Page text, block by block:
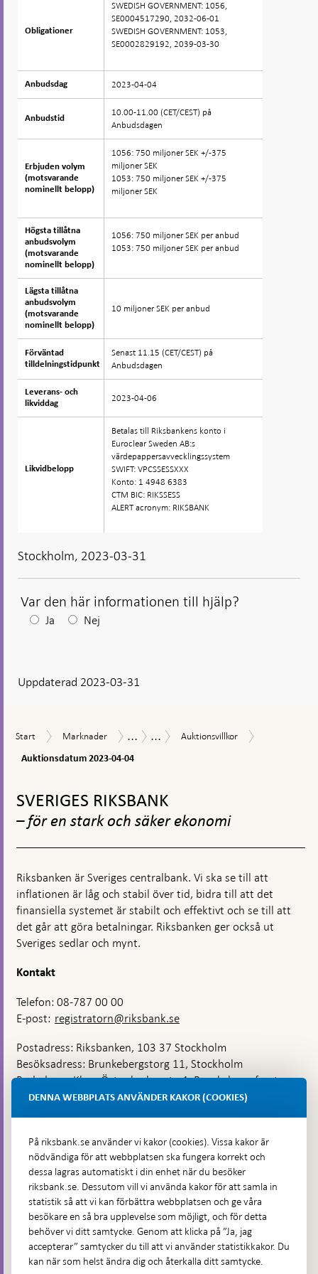
Obligationer
Anbudsdag
Anbudstid
Erbjuden volym
(motsvarande
nominellt belopp)
Högsta tillåtna
anbudsvolym
(motsvarande
nominellt belopp)
Lägsta tillåtna
anbudsvolym
(motsvarande
nominellt belopp)
Förväntad
tilldelningstidpunkt
Leverans- och
likviddag
Likvidbelopp
Obligationer
SWEDISH GOVERNMENT: 1056,
SE0004517290, 2032-06-01
SWEDISH GOVERNMENT: 1053,
SE0002829192, 2039-03-30
Anbudsdag 2023-04-04
Anbudstid
10.00-11.00 (CET/CEST) på
Anbudsdagen
Erbjuden volym
(motsvarande
nominellt belopp)
1056: 750 miljoner SEK +/-375
miljoner SEK
1053: 750 miljoner SEK +/-375
miljoner SEK
Högsta tillåtna
anbudsvolym
(motsvarande
nominellt belopp)
1056: 750 miljoner SEK per anbud
1053: 750 miljoner SEK per anbud
Lägsta tillåtna
anbudsvolym
(motsvarande
nominellt belopp)
10 miljoner SEK per anbud
Förväntad
tilldelningstidpunkt
Senast 11.15 (CET/CEST) på
Anbudsdagen
Leverans- och
likviddag
2023-04-06
Likvidbelopp
Betalas till Riksbankens konto i
Euroclear Sweden AB:s
värdepappersavvecklingssystem
SWIFT: VPCSSESSXXX
Konto: 1 4948 6383
CTM BIC: RIKSSESS
ALERT acronym: RIKSBANK
Stockholm, 2023-03-31
Var den här informationen till hjälp?
Efter
visas
Ja Nej
Uppdaterad 2023-03-31
Start
Start Marknader
Marknader Marknadsoperationer
...
Försäljning
... Auktionsvillkor
Auktionsvillkor
Auktionsdatum 2023-04-04
toppnavigation
SVERIGES RIKSBANK
– för en stark och säker ekonomi
Riksbanken är Sveriges centralbank. Vi ska se till att
inflationen är låg och stabil över tid, bidra till att det
finansiella systemet är stabilt och effektivt och se till att
det går att göra betalningar. Riksbanken ger också ut
Sveriges sedlar och mynt.
Kontakt
Telefon: 08-787 00 00
E-post: registratorn@riksbank.se
Postadress: Riksbanken, 103 37 Stockholm
Besöksadress: Brunkebergstorg 11, Stockholm
Budadress: Klara Östra kyrkogata 4, Brunkebergsfaret,
Lastplats 6
Hitta direkt
Frågor och svar-
Öppnas
i
ny
flik
Till Riksbankens webbarkiv-
Öppnas
i
ny
Presskontakt
Integritetspolicy
DENNA WEBBPLATS ANVÄNDER KAKOR (COOKIES)
På riksbank.se använder vi kakor (cookies). Vissa kakor är
nödvändiga för att webbplatsen ska fungera korrekt och
dessa lagras automatiskt i din enhet när du besöker
riksbank.se. Dessutom vill vi använda kakor för att samla in
statistik så att vi kan förbättra webbplatsen och ge våra
besökare en så bra upplevelse som möjligt, och för detta
behöver vi ditt samtycke. Genom att klicka på ”Ja, jag
accepterar” samtycker du till att vi använder statistikkakor. Du
kan när som helst ändra dig och återkalla ditt samtycke.